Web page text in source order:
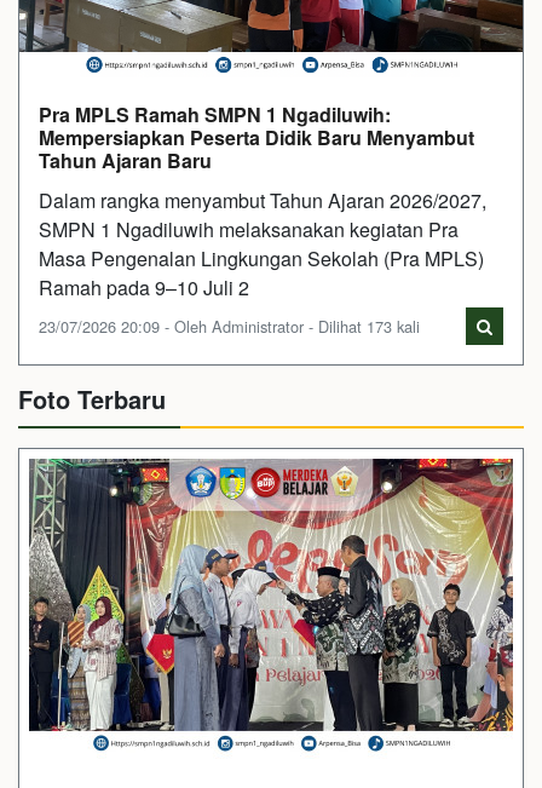
Pra MPLS Ramah SMPN 1 Ngadiluwih:
Mempersiapkan Peserta Didik Baru Menyambut
Tahun Ajaran Baru
Dalam rangka menyambut Tahun Ajaran 2026/2027,
SMPN 1 Ngadiluwih melaksanakan kegiatan Pra
Masa Pengenalan Lingkungan Sekolah (Pra MPLS)
Ramah pada 9–10 Juli 2
23/07/2026 20:09 - Oleh Administrator - Dilihat 173 kali
Foto Terbaru